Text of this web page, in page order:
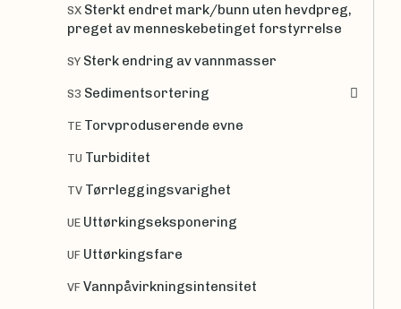
SX Sterkt endret mark/bunn uten hevdpreg,
preget av menneskebetinget forstyrrelse
SY Sterk endring av vannmasser
S3 Sedimentsortering
TE Torvproduserende evne
TU Turbiditet
TV Tørrleggingsvarighet
UE Uttørkingseksponering
UF Uttørkingsfare
VF Vannpåvirkningsintensitet